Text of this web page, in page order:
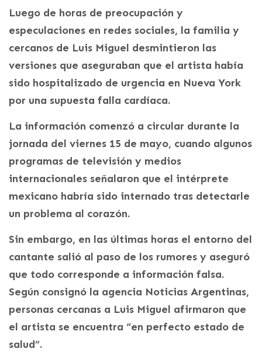
Luego de horas de preocupación y
especulaciones en redes sociales, la familia y
cercanos de Luis Miguel desmintieron las
versiones que aseguraban que el artista había
sido hospitalizado de urgencia en Nueva York
por una supuesta falla cardíaca.
La información comenzó a circular durante la
jornada del viernes 15 de mayo, cuando algunos
programas de televisión y medios
internacionales señalaron que el intérprete
mexicano habría sido internado tras detectarle
un problema al corazón.
Sin embargo, en las últimas horas el entorno del
cantante salió al paso de los rumores y aseguró
que todo corresponde a información falsa.
Según consignó la agencia Noticias Argentinas,
personas cercanas a Luis Miguel afirmaron que
el artista se encuentra “en perfecto estado de
salud”.